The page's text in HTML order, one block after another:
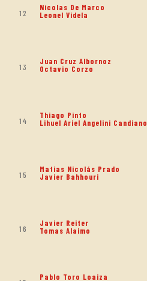
12
Nicolas De Marco
Leonel Videla
13
Juan Cruz Albornoz
Octavio Corzo
14
Thiago Pinto
Lihuel Ariel Angelini Candiano
15
Matias Nicolás Prado
Javier Bahhouri
16
Javier Reiter
Tomas Alaimo
Pablo Toro Loaiza